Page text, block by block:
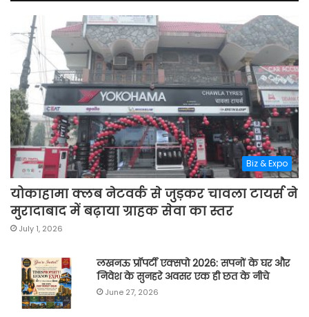
Biz & Expo
योकाहामा क्लब नेटवर्क से जुड़कर चावला टायर्स ने
मुरादाबाद में बढ़ाया ग्राहक सेवा का स्तर
July 1, 2026
लखनऊ प्रॉपर्टी एक्सपो 2026: सपनों के घर और
निवेश के सुनहरे अवसर एक ही छत के नीचे
June 27, 2026